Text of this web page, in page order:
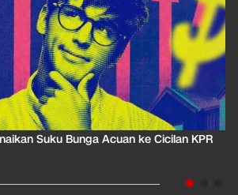
Suku Bunga Acuan ke Cicilan KPR